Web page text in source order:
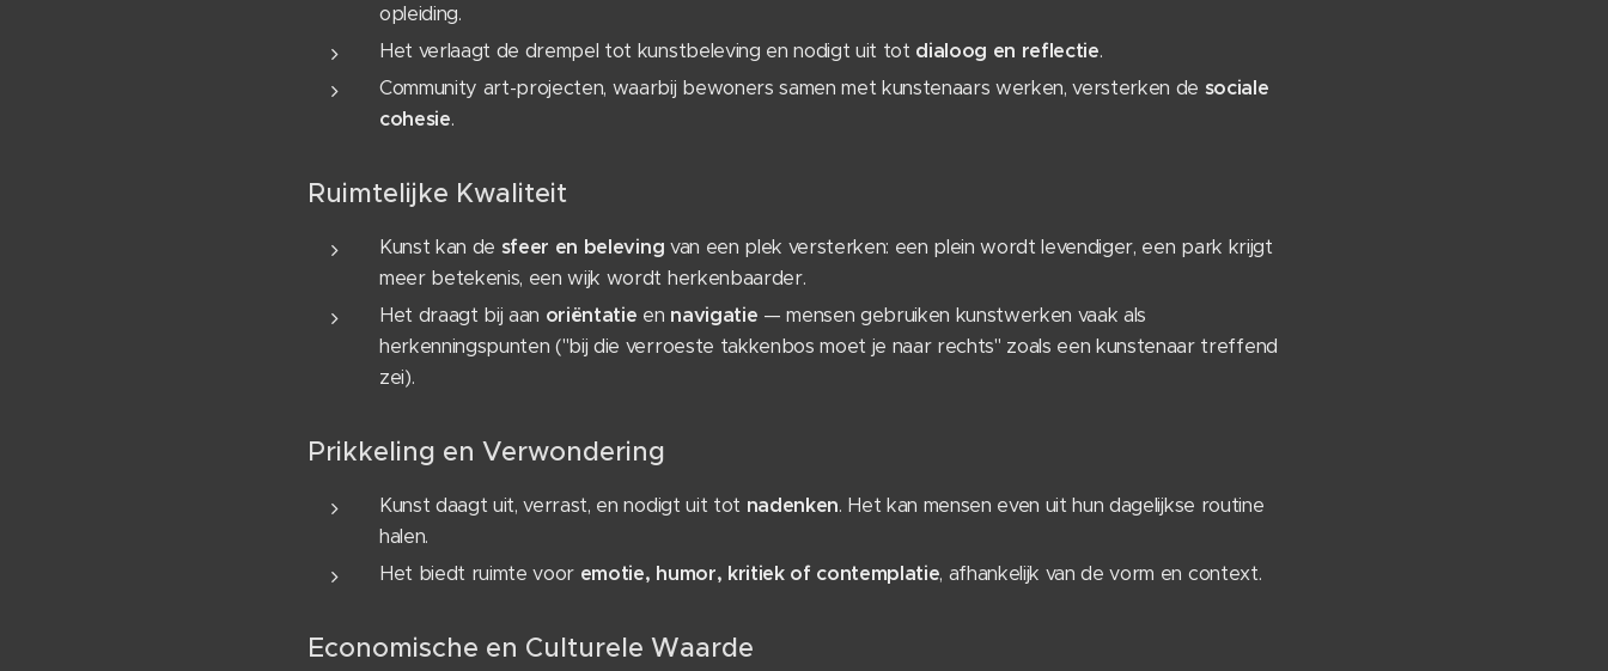
opleiding.
Het verlaagt de drempel tot kunstbeleving en nodigt uit tot dialoog en reflectie.
Community art-projecten, waarbij bewoners samen met kunstenaars werken, versterken de sociale
cohesie.
Ruimtelijke Kwaliteit
Kunst kan de sfeer en beleving van een plek versterken: een plein wordt levendiger, een park krijgt
meer betekenis, een wijk wordt herkenbaarder.
Het draagt bij aan oriëntatie en navigatie — mensen gebruiken kunstwerken vaak als
herkenningspunten ("bij die verroeste takkenbos moet je naar rechts" zoals een kunstenaar treffend
zei).
Prikkeling en Verwondering
Kunst daagt uit, verrast, en nodigt uit tot nadenken. Het kan mensen even uit hun dagelijkse routine
halen.
Het biedt ruimte voor emotie, humor, kritiek of contemplatie, afhankelijk van de vorm en context.
Economische en Culturele Waarde